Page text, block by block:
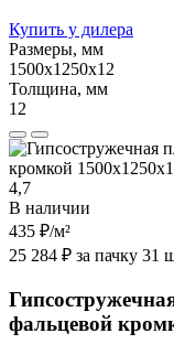
Купить у дилера
Размеры, мм
1500х1250х12
Толщина, мм
12
4,7
В наличии
435 ₽/м²
25 284 ₽ за пачку 31
фальцевой